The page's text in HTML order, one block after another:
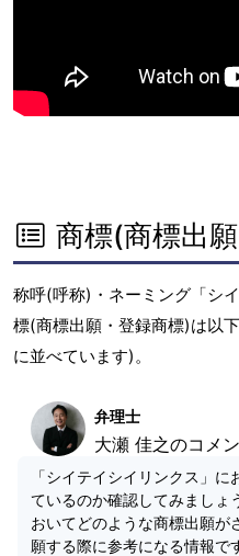
商標(商標出
称呼(呼称)・ネーミング「シ
標(商標出願・登録商標)は以
に並べています)。
弁理士
大瀬 佳之のコメ
「シイテイシイリンクス」
ているのか確認してみましょ
おいてどのような商標出願が
願する際に参考になる情報で